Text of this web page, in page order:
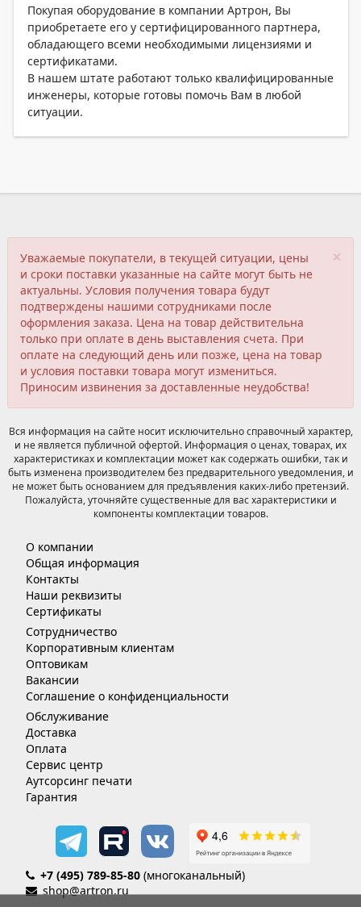
Покупая оборудование в компании Артрон, Вы
приобретаете его у сертифицированного партнера,
обладающего всеми необходимыми лицензиями и
сертификатами.
В нашем штате работают только квалифицированные
инженеры, которые готовы помочь Вам в любой
ситуации.
×
Уважаемые покупатели, в текущей ситуации, цены
и сроки поставки указанные на сайте могут быть не
актуальны. Условия получения товара будут
подтверждены нашими сотрудниками после
оформления заказа. Цена на товар действительна
только при оплате в день выставления счета. При
оплате на следующий день или позже, цена на товар
и условия поставки товара могут измениться.
Приносим извинения за доставленные неудобства!
Вся информация на сайте носит исключительно справочный характер,
и не является публичной офертой. Информация о ценах, товарах, их
характеристиках и комплектации может как содержать ошибки, так и
быть изменена производителем без предварительного уведомления, и
не может быть основанием для предъявления каких-либо претензий.
Пожалуйста, уточняйте существенные для вас характеристики и
компоненты комплектации товаров.
О компании
Общая информация
Контакты
Наши реквизиты
Сертификаты
Сотрудничество
Корпоративным клиентам
Оптовикам
Вакансии
Соглашение о конфиденциальности
Обслуживание
Доставка
Оплата
Сервис центр
Аутсорсинг печати
Гарантия
+7 (495) 789-85-80 (многоканальный)
shop@artron.ru